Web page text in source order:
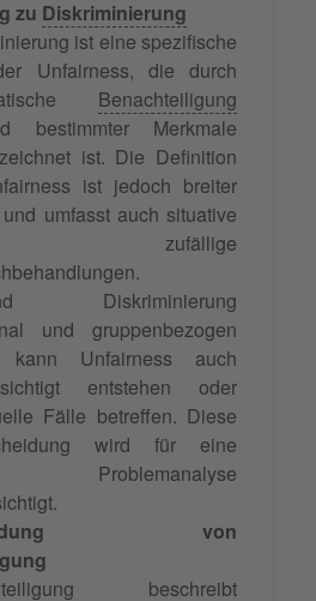
zu Diskriminierung
ist eine spezifische
Unfairness, die durch
Benachteiligung
bestimmter Merkmale
ist. Die Definition
ist jedoch breiter
umfasst auch situative
zufällige
Diskriminierung
und gruppenbezogen
kann Unfairness auch
entstehen oder
Fälle betreffen. Diese
wird für eine
Problemanalyse
von
beschreibt